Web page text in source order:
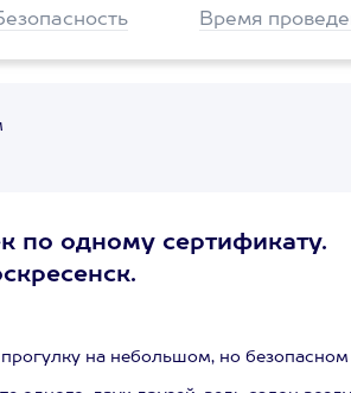
Время
по одному сертификату.
на небольшом, но